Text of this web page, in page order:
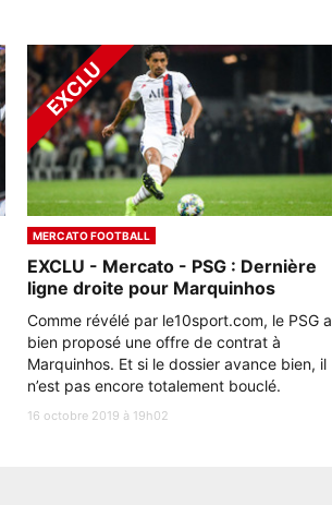
MERCATO FOOTBALL
EXCLU - Mercato - PSG : Dernière
ligne droite pour Marquinhos
Comme révélé par le10sport.com, le PSG a
bien proposé une offre de contrat à
Marquinhos. Et si le dossier avance bien, il
n’est pas encore totalement bouclé.
16 octobre 2019 à 19h02